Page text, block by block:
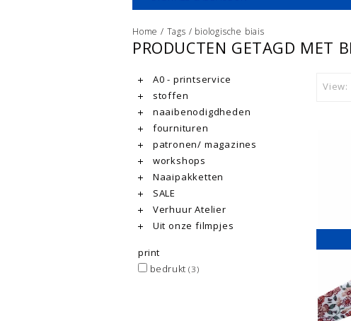
Home / Tags / biologische biais
PRODUCTEN GETAGD MET
A0 - printservice
stoffen
naaibenodigdheden
fournituren
patronen/ magazines
workshops
Naaipakketten
SALE
Verhuur Atelier
Uit onze filmpjes
print
bedrukt(3)
View: